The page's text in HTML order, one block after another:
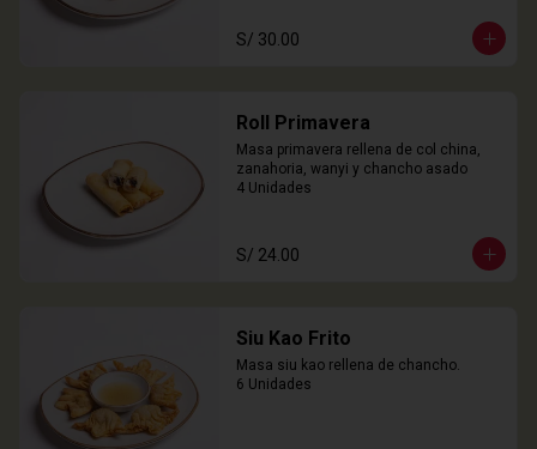
S/ 30.00
Roll Primavera
Masa primavera rellena de col china,
zanahoria, wanyi y chancho asado
4 Unidades
S/ 24.00
Siu Kao Frito
Masa siu kao rellena de chancho.
6 Unidades